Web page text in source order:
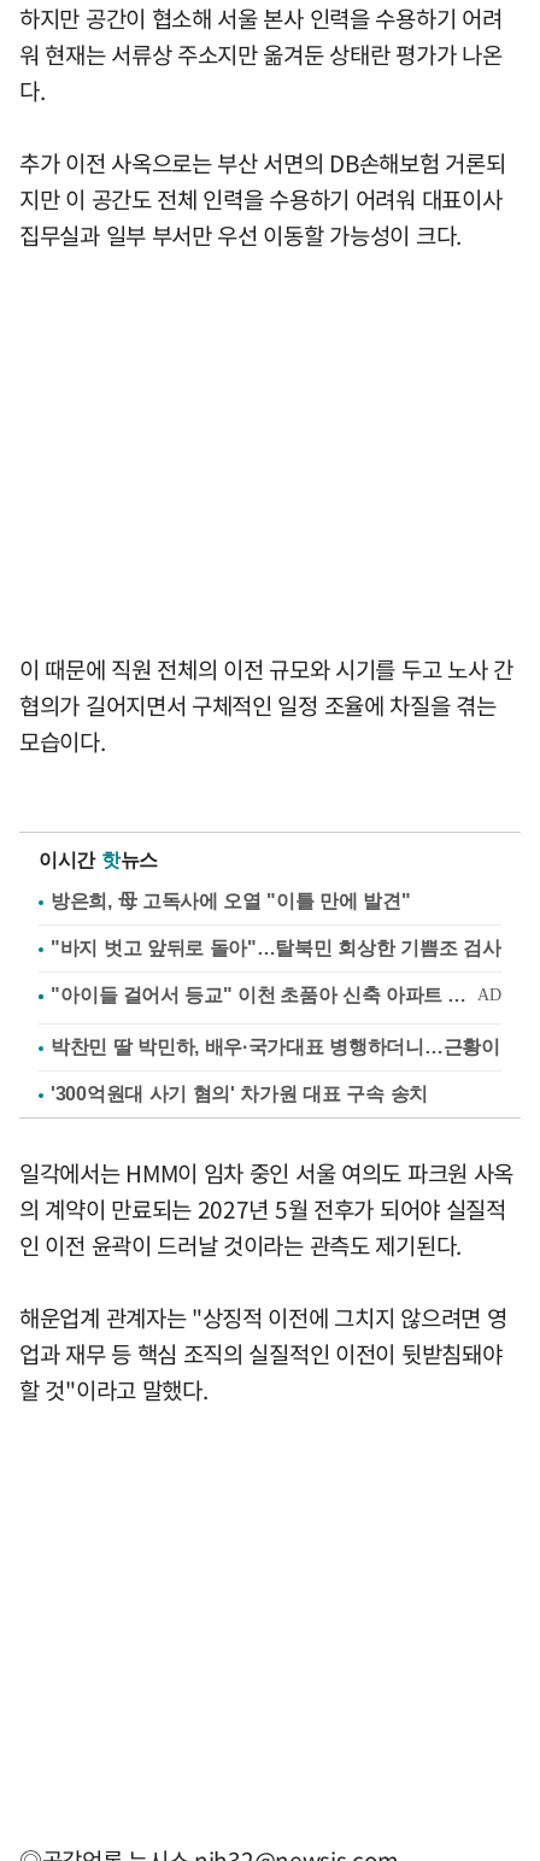
하지만 공간이 협소해 서울 본사 인력을 수용하기 어려
워 현재는 서류상 주소지만 옮겨둔 상태란 평가가 나온
다.
추가 이전 사옥으로는 부산 서면의 DB손해보험 거론되
지만 이 공간도 전체 인력을 수용하기 어려워 대표이사
집무실과 일부 부서만 우선 이동할 가능성이 크다.
이 때문에 직원 전체의 이전 규모와 시기를 두고 노사 간
협의가 길어지면서 구체적인 일정 조율에 차질을 겪는
모습이다.
이시간 핫뉴스
방은희, 母 고독사에 오열 "이틀 만에 발견"
"바지 벗고 앞뒤로 돌아"…탈북민 회상한 기쁨조 검사
박찬민 딸 박민하, 배우·국가대표 병행하더니…근황이
'300억원대 사기 혐의' 차가원 대표 구속 송치
일각에서는 HMM이 임차 중인 서울 여의도 파크원 사옥
의 계약이 만료되는 2027년 5월 전후가 되어야 실질적
인 이전 윤곽이 드러날 것이라는 관측도 제기된다.
해운업계 관계자는 "상징적 이전에 그치지 않으려면 영
업과 재무 등 핵심 조직의 실질적인 이전이 뒷받침돼야
할 것"이라고 말했다.